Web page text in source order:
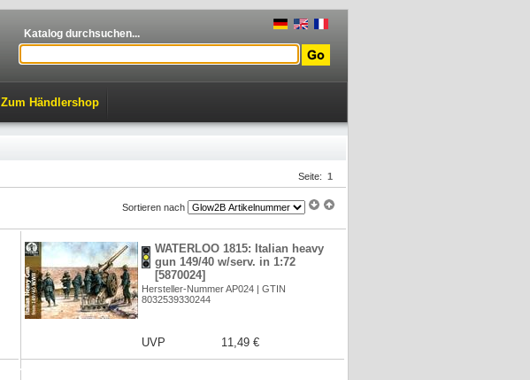
Katalog durchsuchen...
Zum Händlershop
Seite: 1
Sortieren nach
WATERLOO 1815: Italian heavy
gun 149/40 w/serv. in 1:72
[5870024]
Hersteller-Nummer AP024 | GTIN
8032539330244
UVP 11,49 €